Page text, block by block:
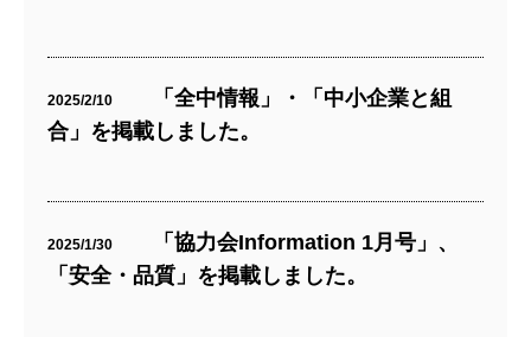
2025/2/10
「全中情報」・「中小企業と組
合」を掲載しました。
2025/1/30
「協力会Information 1月号」、
「安全・品質」を掲載しました。